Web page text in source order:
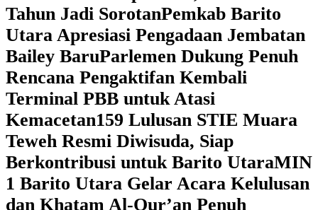
Tahun Jadi SorotanPemkab Barito
Utara Apresiasi Pengadaan Jembatan
Bailey BaruParlemen Dukung Penuh
Rencana Pengaktifan Kembali
Terminal PBB untuk Atasi
Kemacetan159 Lulusan STIE Muara
Teweh Resmi Diwisuda, Siap
Berkontribusi untuk Barito UtaraMIN
1 Barito Utara Gelar Acara Kelulusan
dan Khatam Al-Qur’an Penuh